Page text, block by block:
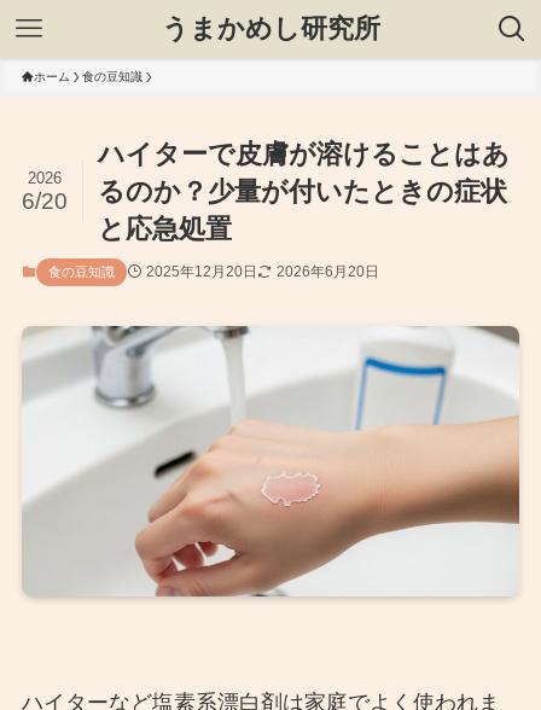
うまかめし研究所
ホーム 食の豆知識
ハイターで皮膚が溶けることはあ
るのか？少量が付いたときの症状
と応急処置
2026
6/20
食の豆知識 2025年12月20日 2026年6月20日
ハイターなど塩素系漂白剤は家庭でよく使われま